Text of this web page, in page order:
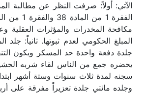
الآتي: أولاً: صرفت النظر عن مطالبة
مكافحة المخدرات والمؤثرات العقلية
المبلغ الحكومي لعدم ثبوتها. ثانياً: جلد
جلدة دفعة واحدة حد المسكر ويكون
يحضره جمع من الناس لقاء شربه
سجنه لمدة ثلاث سنوات وستة أشهر
وجلده مائتي جلدة تعزيراً مفرقة على